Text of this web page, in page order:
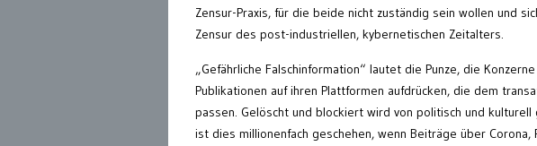
Zensur-Praxis, für die beide nicht zuständig sein wollen und
Zensur des post-industriellen, kybernetischen Zeitalters.
„Gefährliche Falschinformation“ lautet die Punze, die
Publikationen auf ihren Plattformen aufdrücken, die dem
passen. Gelöscht und blockiert wird von politisch und
ist dies millionenfach geschehen, wenn Beiträge über